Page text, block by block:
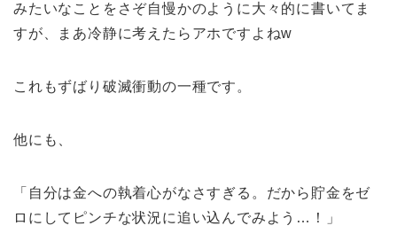
みたいなことをさぞ自慢かのように大々的に書いてま
すが、まあ冷静に考えたらアホですよねw
これもずばり破滅衝動の一種です。
他にも、
「自分は金への執着心がなさすぎる。だから貯金をゼ
ロにしてピンチな状況に追い込んでみよう…！」